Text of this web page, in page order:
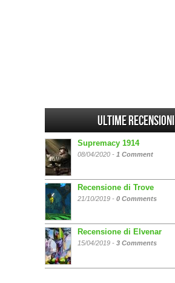
Ultime Recensioni
Supremacy 1914
08/04/2020 - 1 Comment
Recensione di Trove
21/10/2019 - 0 Comments
Recensione di Elvenar
15/04/2019 - 3 Comments